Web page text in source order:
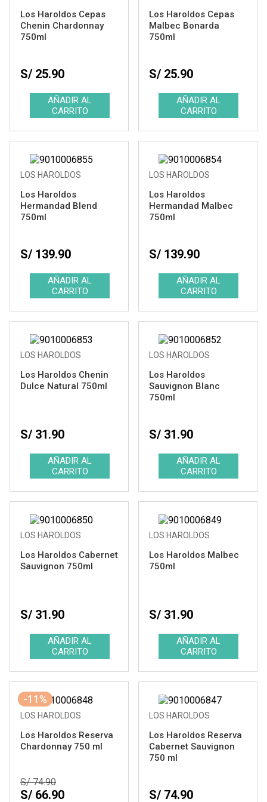
Los Haroldos Cepas
Chenin Chardonnay
750ml
S/ 25.90
Los Haroldos Cepas
Malbec Bonarda
750ml
S/ 25.90
LOS HAROLDOS
Los Haroldos
Hermandad Blend
750ml
S/ 139.90
LOS HAROLDOS
Los Haroldos
Hermandad Malbec
750ml
S/ 139.90
LOS HAROLDOS
Los Haroldos Chenin
Dulce Natural 750ml
S/ 31.90
LOS HAROLDOS
Los Haroldos
Sauvignon Blanc
750ml
S/ 31.90
LOS HAROLDOS
Los Haroldos Cabernet
Sauvignon 750ml
S/ 31.90
LOS HAROLDOS
Los Haroldos Malbec
750ml
S/ 31.90
-11%
LOS HAROLDOS
Los Haroldos Reserva
Chardonnay 750 ml
S/ 74.90
S/ 66.90
LOS HAROLDOS
Los Haroldos Reserva
Cabernet Sauvignon
750 ml
S/ 74.90